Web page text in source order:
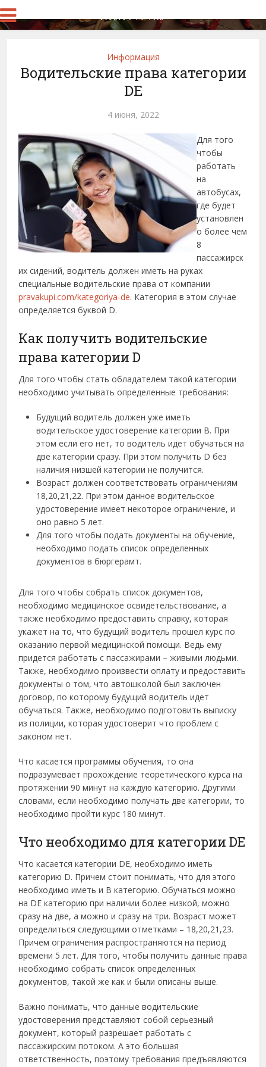
Информация
Водительские права категории
DЕ
4 июня, 2022
Для того
чтобы
работать
на
автобусах,
где будет
установлен
о более чем
8
пассажирск
их сидений, водитель должен иметь на руках
специальные водительские права от компании
pravakupi.com/kategoriya-de. Категория в этом случае
определяется буквой D.
Как получить водительские
права категории D
Для того чтобы стать обладателем такой категории
необходимо учитывать определенные требования:
Будущий водитель должен уже иметь
водительское удостоверение категории В. При
этом если его нет, то водитель идет обучаться на
две категории сразу. При этом получить D без
наличия низшей категории не получится.
Возраст должен соответствовать ограничениям
18,20,21,22. При этом данное водительское
удостоверение имеет некоторое ограничение, и
оно равно 5 лет.
Для того чтобы подать документы на обучение,
необходимо подать список определенных
документов в бюргерамт.
Для того чтобы собрать список документов,
необходимо медицинское освидетельствование, а
также необходимо предоставить справку, которая
укажет на то, что будущий водитель прошел курс по
оказанию первой медицинской помощи. Ведь ему
придется работать с пассажирами – живыми людьми.
Также, необходимо произвести оплату и предоставить
документы о том, что автошколой был заключен
договор, по которому будущий водитель идет
обучаться. Также, необходимо подготовить выписку
из полиции, которая удостоверит что проблем с
законом нет.
Что касается программы обучения, то она
подразумевает прохождение теоретического курса на
протяжении 90 минут на каждую категорию. Другими
словами, если необходимо получать две категории, то
необходимо пройти курс 180 минут.
Что необходимо для категории DЕ
Что касается категории DЕ, необходимо иметь
категорию D. Причем стоит понимать, что для этого
необходимо иметь и В категорию. Обучаться можно
на DЕ категорию при наличии более низкой, можно
сразу на две, а можно и сразу на три. Возраст может
определиться следующими отметками – 18,20,21,23.
Причем ограничения распространяются на период
времени 5 лет. Для того, чтобы получить данные права
необходимо собрать список определенных
документов, такой же как и были описаны выше.
Важно понимать, что данные водительские
удостоверения представляют собой серьезный
документ, который разрешает работать с
пассажирским потоком. А это большая
ответственность, поэтому требования предъявляются